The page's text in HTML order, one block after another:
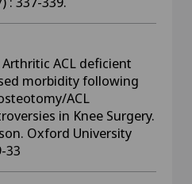
Arthritic ACL deficient
morbidity following
ACL
in Knee Surgery.
Oxford University
33